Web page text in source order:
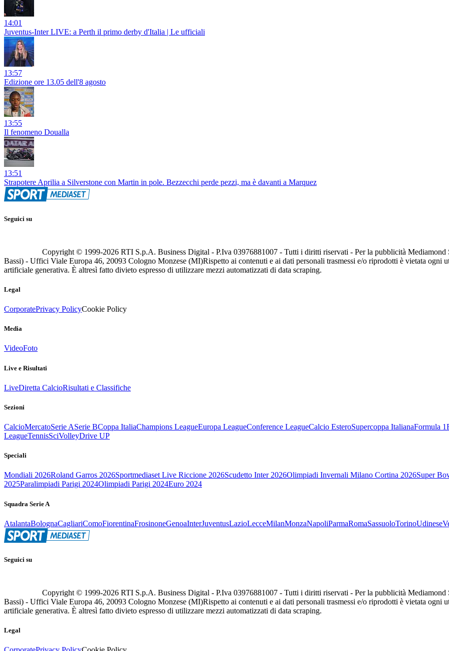
14:01
Juventus-Inter LIVE: a Perth il primo derby d'Italia | Le ufficiali
13:57
Edizione ore 13.05 dell'8 agosto
13:55
Il fenomeno Doualla
13:51
Strapotere Aprilia a Silverstone con Martin in pole. Bezzecchi perde pezzi, ma è davanti a Marquez
Seguici su
Copyright © 1999-2026 RTI S.p.A. Business Digital - P.Iva 03976881007 - Tutti i diritti riservati - Per la pubblicità
Bassi) - Uffici Viale Europa 46, 20093 Cologno Monzese (MI)Rispetto ai contenuti e ai dati personali trasmessi e/o riprodotti è vietata ogni
artificiale generativa. È altresì fatto divieto espresso di utilizzare mezzi automatizzati di data scraping.
Legal
CorporatePrivacy PolicyCookie Policy
Media
VideoFoto
Live e Risultati
LiveDiretta CalcioRisultati e Classifiche
Sezioni
CalcioMercatoSerie ASerie BCoppa ItaliaChampions LeagueEuropa LeagueConference LeagueCalcio EsteroSupercoppa ItalianaFormula 1
LeagueTennisSciVolleyDrive UP
Speciali
Mondiali 2026Roland Garros 2026Sportmediaset Live Riccione 2026Scudetto Inter 2026Olimpiadi Invernali Milano Cortina 2026Super
2025Paralimpiadi Parigi 2024Olimpiadi Parigi 2024Euro 2024
Squadra Serie A
AtalantaBolognaCagliariComoFiorentinaFrosinoneGenoaInterJuventusLazioLecceMilanMonzaNapoliParmaRomaSassuoloTorinoUdinese
Seguici su
Copyright © 1999-2026 RTI S.p.A. Business Digital - P.Iva 03976881007 - Tutti i diritti riservati - Per la pubblicità
Bassi) - Uffici Viale Europa 46, 20093 Cologno Monzese (MI)Rispetto ai contenuti e ai dati personali trasmessi e/o riprodotti è vietata ogni
artificiale generativa. È altresì fatto divieto espresso di utilizzare mezzi automatizzati di data scraping.
Legal